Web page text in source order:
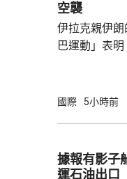
被告洩露的商
而取得的成果
空襲
伊拉克親伊
巴運動」表
主黨努賈巴運
彈。 沙特與美軍中央司令部上月的突襲，聲稱
攻擊伊拉克
國際 5小時前
據報有影子
運石油出口